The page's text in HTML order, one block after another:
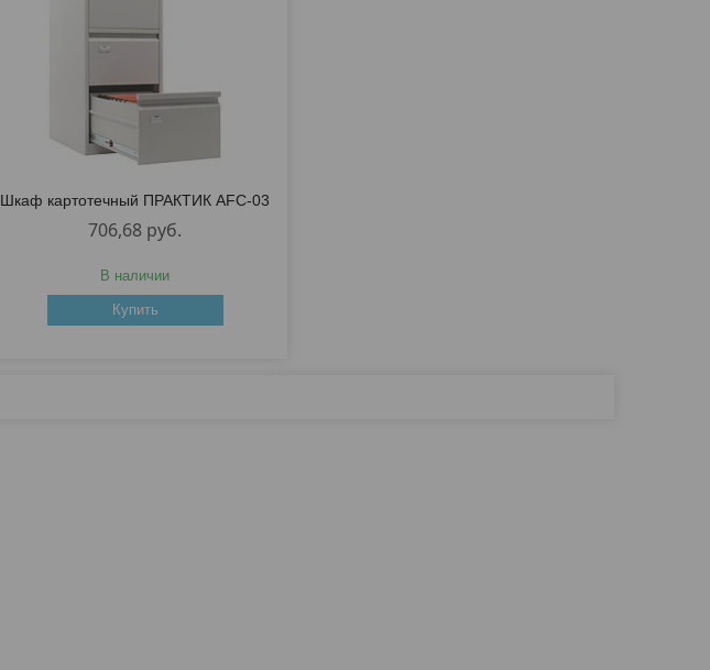
Шкаф картотечный ПРАКТИК AFC-03
706,68 руб.
В наличии
Купить